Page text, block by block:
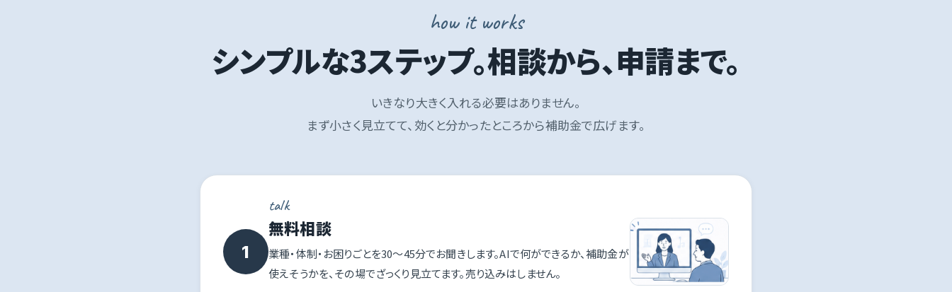
how it works
シンプルな3ステップ。相談から、申請まで。
いきなり大きく入れる必要はありません。
まず小さく見立てて、効くと分かったところから補助金で広げます。
1
talk
無料相談
業種・体制・お困りごとを30〜45分でお聞きします。AIで何ができるか、補助金が
使えそうかを、その場でざっくり見立てます。売り込みはしません。